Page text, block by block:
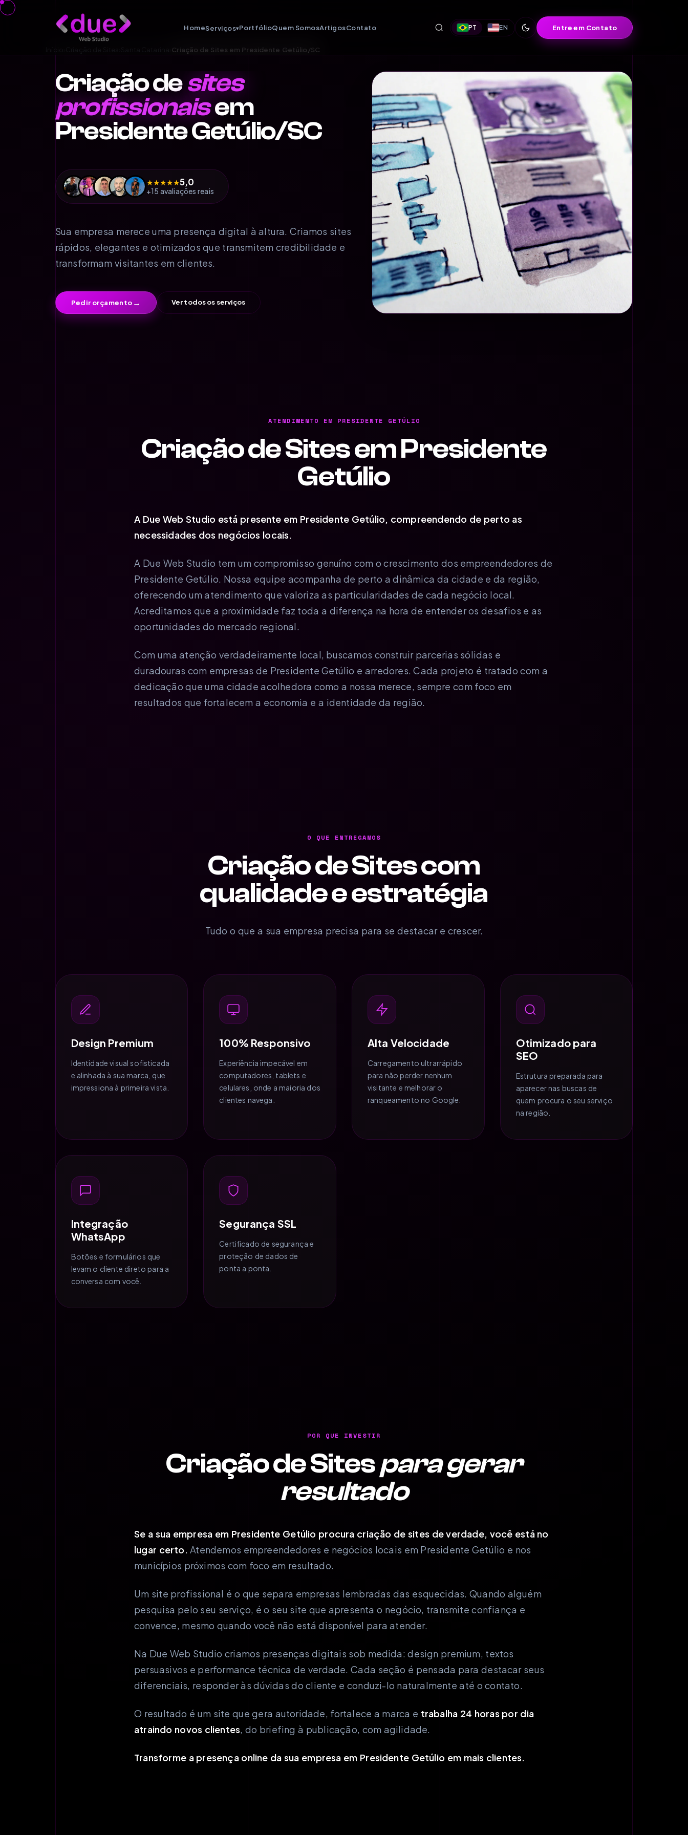
HomeServiços▾PortfólioQuem SomosArtigosContato PT EN Entre em Contato
Criação de Sites em Presidente Getúlio/SC
Criação desites
profissionaisem
Presidente Getúlio/SC
★★★★★5,0
+15 avaliações reais
Sua empresa merece uma presença digital à altura. Criamos sites
rápidos, elegantes e otimizados que transmitem credibilidade e
transformam visitantes em clientes.
Pedir orçamento → Ver todos os serviços
ATENDIMENTO EM PRESIDENTE GETÚLIO
Criação de Sites em Presidente
Getúlio
A Due Web Studio está presente em Presidente Getúlio, compreendendo de perto as
necessidades dos negócios locais.
A Due Web Studio tem um compromisso genuíno com o crescimento dos empreendedores de
Presidente Getúlio. Nossa equipe acompanha de perto a dinâmica da cidade e da região,
oferecendo um atendimento que valoriza as particularidades de cada negócio local.
Acreditamos que a proximidade faz toda a diferença na hora de entender os desafios e as
oportunidades do mercado regional.
Com uma atenção verdadeiramente local, buscamos construir parcerias sólidas e
duradouras com empresas de Presidente Getúlio e arredores. Cada projeto é tratado com a
dedicação que uma cidade acolhedora como a nossa merece, sempre com foco em
resultados que fortalecem a economia e a identidade da região.
O QUE ENTREGAMOS
Criação de Sites com
qualidade e estratégia
Tudo o que a sua empresa precisa para se destacar e crescer.
Design Premium
Identidade visual sofisticada
e alinhada à sua marca, que
impressiona à primeira vista.
100% Responsivo
Experiência impecável em
computadores, tablets e
celulares, onde a maioria dos
clientes navega.
Alta Velocidade
Carregamento ultrarrápido
para não perder nenhum
visitante e melhorar o
ranqueamento no Google.
Otimizado para
SEO
Estrutura preparada para
aparecer nas buscas de
quem procura o seu serviço
na região.
Integração
WhatsApp
Botões e formulários que
levam o cliente direto para a
conversa com você.
Segurança SSL
Certificado de segurança e
proteção de dados de
ponta a ponta.
POR QUE INVESTIR
Criação de Sitespara gerar
resultado
Se a sua empresa em Presidente Getúlio procura criação de sites de verdade, você está no
lugar certo. Atendemos empreendedores e negócios locais em Presidente Getúlio e nos
municípios próximos com foco em resultado.
Um site profissional é o que separa empresas lembradas das esquecidas. Quando alguém
pesquisa pelo seu serviço, é o seu site que apresenta o negócio, transmite confiança e
convence, mesmo quando você não está disponível para atender.
Na Due Web Studio criamos presenças digitais sob medida: design premium, textos
persuasivos e performance técnica de verdade. Cada seção é pensada para destacar seus
diferenciais, responder às dúvidas do cliente e conduzi-lo naturalmente até o contato.
O resultado é um site que gera autoridade, fortalece a marca e trabalha 24 horas por dia
atraindo novos clientes, do briefing à publicação, com agilidade.
Transforme a presença online da sua empresa em Presidente Getúlio em mais clientes.